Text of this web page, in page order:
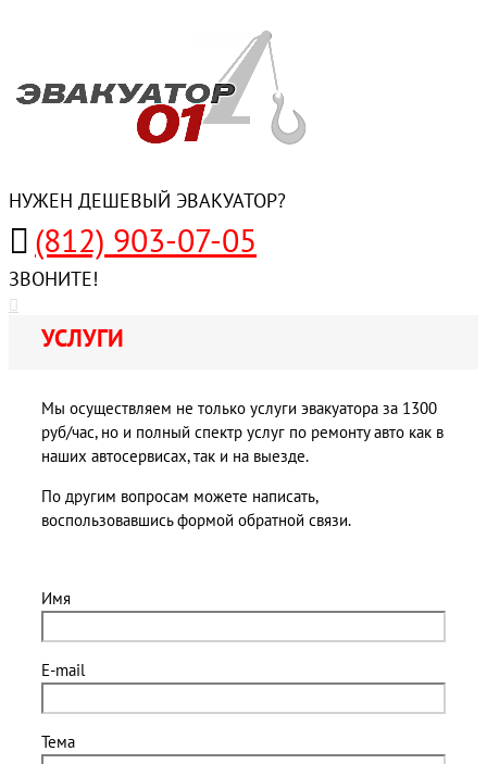
НУЖЕН ДЕШЕВЫЙ ЭВАКУАТОР?
(812) 903-07-05
ЗВОНИТЕ!
УСЛУГИ
Мы осуществляем не только услуги эвакуатора за 1300
руб/час, но и полный спектр услуг по ремонту авто как в
наших автосервисах, так и на выезде.
По другим вопросам можете написать,
воспользовавшись формой обратной связи.
Имя
E-mail
Тема